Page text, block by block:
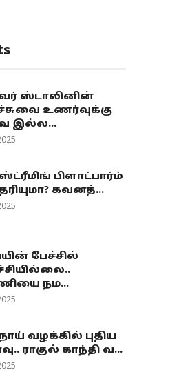
ஸ்டாலினின்
உணர்வுக்கு
இல்ல...
ஸ்ட்ரீமிங் பிளாட்பார்ம்
கவனத்...
பேச்சில்
நம...
வழக்கில் புதிய
ராகுல் காந்தி வ...